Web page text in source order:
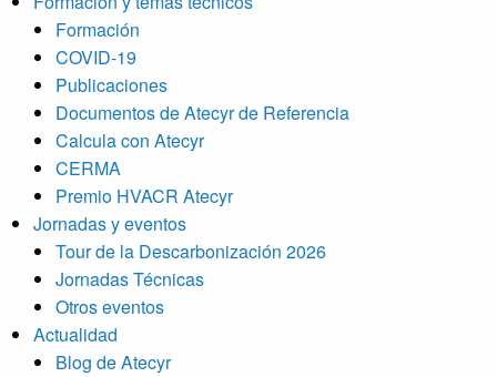
Formación
COVID-19
Publicaciones
Documentos de Atecyr de Referencia
Calcula con Atecyr
CERMA
Premio HVACR Atecyr
Jornadas y eventos
Tour de la Descarbonización 2026
Jornadas Técnicas
Otros eventos
Actualidad
Blog de Atecyr